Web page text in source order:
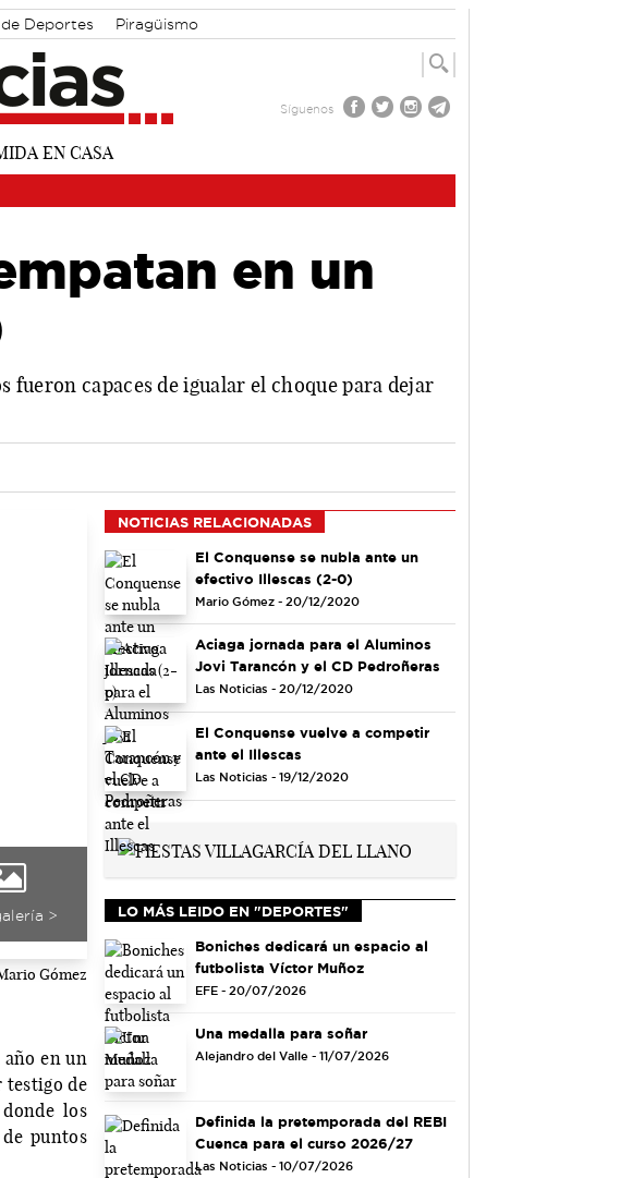
Deportes Piragüismo
Síguenos
en un
fueron capaces de igualar el choque para dejar
>
Gómez
año en un
testigo de
los
puntos
NOTICIAS RELACIONADAS
El Conquense se nubla ante un
efectivo Illescas (2-0)
Mario Gómez - 20/12/2020
Aciaga jornada para el Aluminos
Jovi Tarancón y el CD Pedroñeras
Las Noticias - 20/12/2020
El Conquense vuelve a competir
ante el Illescas
Las Noticias - 19/12/2020
LO MÁS LEIDO EN "DEPORTES"
Boniches dedicará un espacio al
futbolista Víctor Muñoz
EFE - 20/07/2026
Una medalla para soñar
Alejandro del Valle - 11/07/2026
Definida la pretemporada del REBI
Cuenca para el curso 2026/27
Las Noticias - 10/07/2026